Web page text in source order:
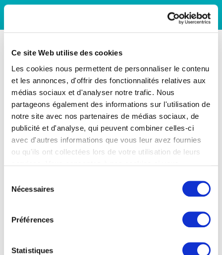
Ce site Web utilise des cookies
Les cookies nous permettent de personnaliser le contenu
et les annonces, d'offrir des fonctionnalités relatives aux
médias sociaux et d'analyser notre trafic. Nous
partageons également des informations sur l'utilisation de
notre site avec nos partenaires de médias sociaux, de
publicité et d'analyse, qui peuvent combiner celles-ci
avec d'autres informations que vous leur avez fournies
ou qu'ils ont collectées lors de votre utilisation de leurs
Nécessaires
Préférences
Statistiques